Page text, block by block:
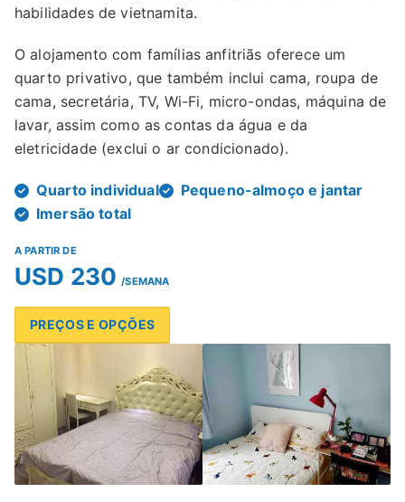
habilidades de vietnamita.
O alojamento com famílias anfitriãs oferece um
quarto privativo, que também inclui cama, roupa de
cama, secretária, TV, Wi-Fi, micro-ondas, máquina de
lavar, assim como as contas da água e da
eletricidade (exclui o ar condicionado).
Quarto individual
Pequeno-almoço e jantar
Imersão total
A PARTIR DE
USD 230 /SEMANA
PREÇOS E OPÇÕES